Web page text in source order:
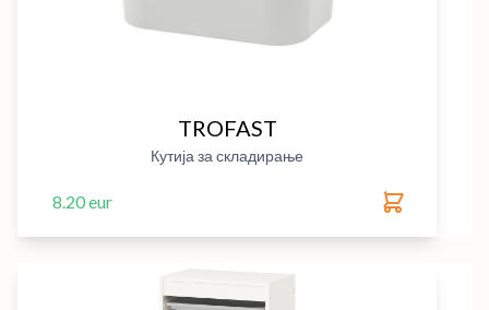
TROFAST
Кутија за складирање
8.20 eur